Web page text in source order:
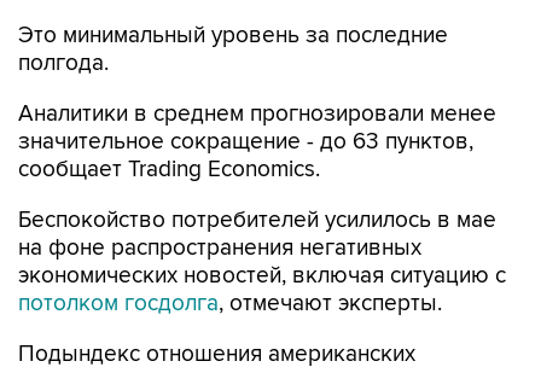
Это минимальный уровень за последние
полгода.
Аналитики в среднем прогнозировали менее
значительное сокращение - до 63 пунктов,
сообщает Trading Economics.
Беспокойство потребителей усилилось в мае
на фоне распространения негативных
экономических новостей, включая ситуацию с
потолком госдолга, отмечают эксперты.
Подындекс отношения американских